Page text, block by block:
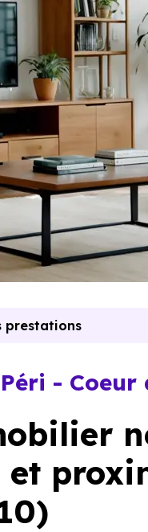
Nous
- Coeur
prestations